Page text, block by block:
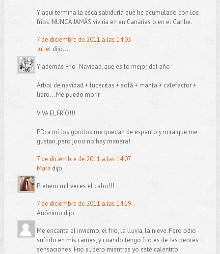
Y aquí termina la esca sabiduría que he acumulado con los
fríos: NUNCA JAMÁS viviría en en Canarias o en el Caribe.
7 de diciembre de 2011 a las 14:03
Julietdijo...
Y además Frío=Navidad, que es lo mejor del año!
Árbol de navidad + lucecitas + sofá + manta + calefactor +
libro... Me puedo morir.
VIVA EL FRÍO!!!
PD: a mí los gorritos me quedan de espanto y mira que me
gustan, pero jooo no hay manera!
7 de diciembre de 2011 a las 14:07
Mara dijo...
Prefiero mil veces el calor!!!
7 de diciembre de 2011 a las 14:19
Anónimo dijo...
Me encanta el invierno, el frio, la lluvia, la nieve. Pero odio
sufrirlo en mis carnes, y cuando tengo frio es de las peores
sensaciones. Frio si, pero mientras yo esté calentito.